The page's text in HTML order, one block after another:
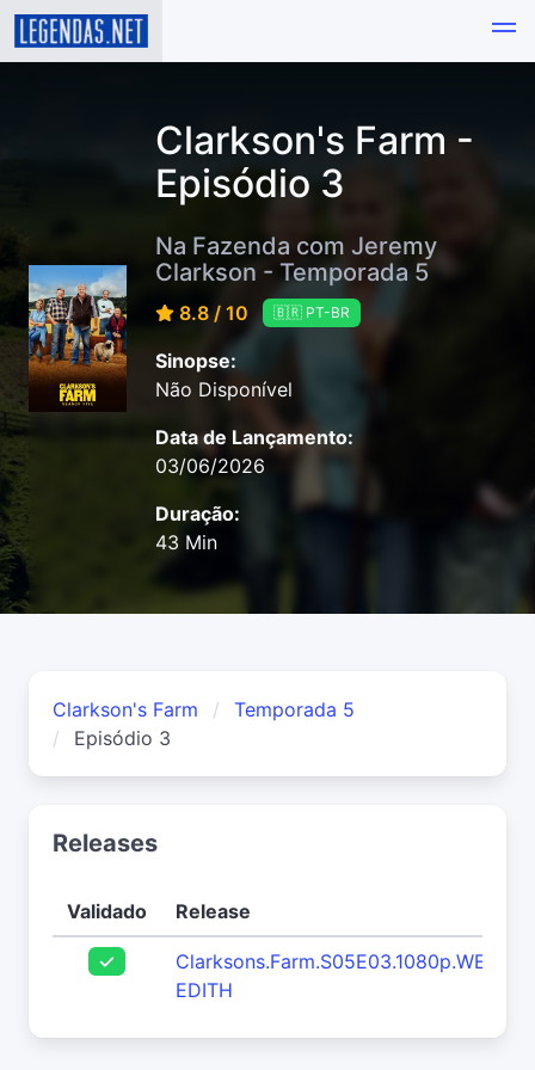
Clarkson's Farm -
Episódio 3
Na Fazenda com Jeremy
Clarkson - Temporada 5
8.8 / 10 🇧🇷 PT-BR
Sinopse:
Não Disponível
Data de Lançamento:
03/06/2026
Duração:
43 Min
Clarkson's Farm
Temporada 5
Episódio 3
Releases
Validado Release
EDITH